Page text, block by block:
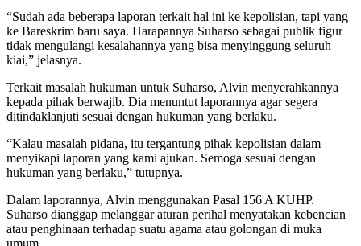
“Sudah ada beberapa laporan terkait hal ini ke kepolisian, tapi yang
ke Bareskrim baru saya. Harapannya Suharso sebagai publik figur
tidak mengulangi kesalahannya yang bisa menyinggung seluruh
kiai,” jelasnya.
Terkait masalah hukuman untuk Suharso, Alvin menyerahkannya
kepada pihak berwajib. Dia menuntut laporannya agar segera
ditindaklanjuti sesuai dengan hukuman yang berlaku.
“Kalau masalah pidana, itu tergantung pihak kepolisian dalam
menyikapi laporan yang kami ajukan. Semoga sesuai dengan
hukuman yang berlaku,” tutupnya.
Dalam laporannya, Alvin menggunakan Pasal 156 A KUHP.
Suharso dianggap melanggar aturan perihal menyatakan kebencian
atau penghinaan terhadap suatu agama atau golongan di muka